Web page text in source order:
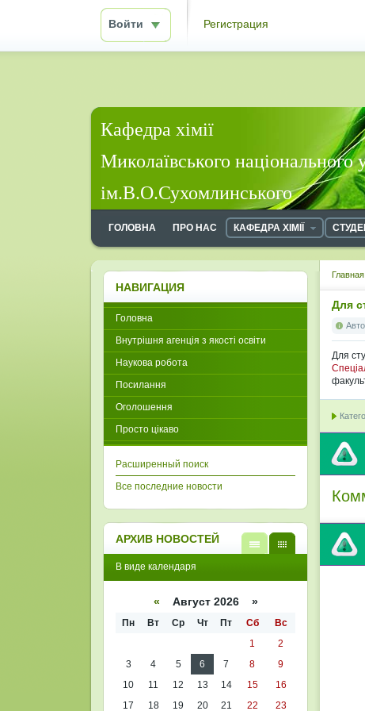
Войти Регистрация
Кафедра хімії
Миколаївського національного
ім.В.О.Сухомлинського
ГОЛОВНА ПРО НАС КАФЕДРА ХІМІЇ
Главная
Для
Для
НАВИГАЦИЯ
Головна
Внутрішня агенція з якості освіти
Наукова робота
Посилання
Оголошення
Просто цікаво
Расширенный поиск
Все последние новости
АРХИВ НОВОСТЕЙ
кален
списк
В виде календаря
« Август 2026 »
Пн Вт Ср Чт Пт Сб
Вс
1
2
3
4 5 6 7 8
9
10
11 12 13 14 15
16
17
18 19 20 21 22 23